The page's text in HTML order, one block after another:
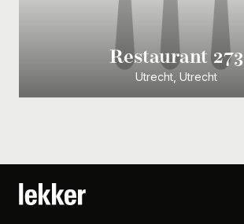
Restaurant 273
Utrecht, Utrecht